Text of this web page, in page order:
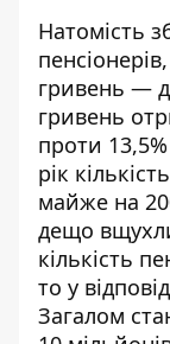
Натомість
гривень —
гривень
проти
рік
майже на
дещо
кількість
то у
Загалом